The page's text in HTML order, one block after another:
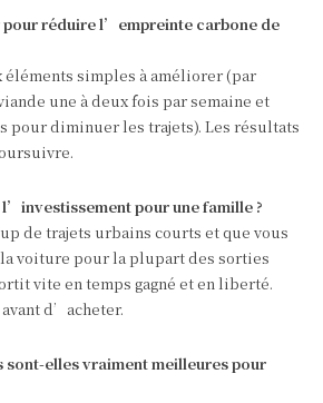
pour réduire l’empreinte carbone de
simples à améliorer (par
une à deux fois par semaine et
pour diminuer les trajets). Les résultats
pour une famille ?
de trajets urbains courts et que vous
voiture pour la plupart des sorties
vite en temps gagné et en liberté.
d’acheter.
sont-elles vraiment meilleures pour